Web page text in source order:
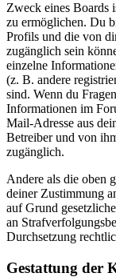
Zweck eines Boards
zu ermöglichen. Du
Profils und die von
zugänglich sein
einzelne
(z. B. andere
sind. Wenn du
Informationen im
Mail-Adresse aus
Betreiber und von
zugänglich.
Andere als die oben
deiner Zustimmung
auf Grund
an
Durchsetzung
Gestattung der